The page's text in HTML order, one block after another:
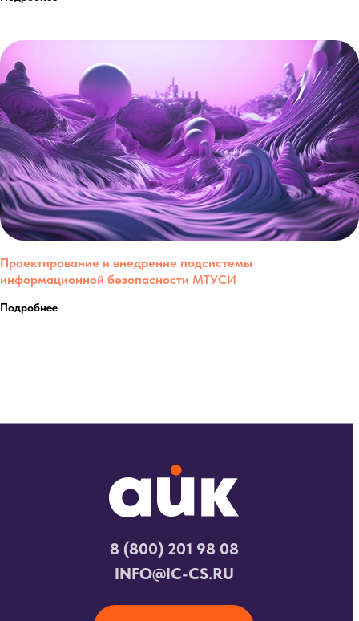
Проектирование и внедрение подсистемы
информационной безопасности МТУСИ
Подробнее
8 (800) 201 98 08
INFO@IC-CS.RU